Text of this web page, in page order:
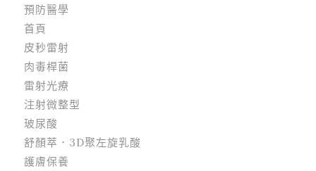
預防醫學
首頁
皮秒雷射
肉毒桿菌
雷射光療
注射微整型
玻尿酸
舒顏萃．3D聚左旋乳酸
護膚保養